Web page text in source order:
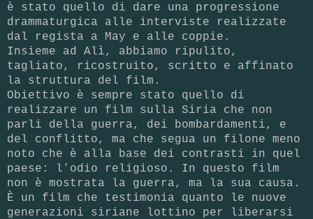
è stato quello di dare una progressione
drammaturgica alle interviste realizzate
dal regista a May e alle coppie.
Insieme ad Alì, abbiamo ripulito,
tagliato, ricostruito, scritto e affinato
la struttura del film.
Obiettivo è sempre stato quello di
realizzare un film sulla Siria che non
parli della guerra, dei bombardamenti, e
del conflitto, ma che segua un filone meno
noto che è alla base dei contrasti in quel
paese: l’odio religioso. In questo film
non è mostrata la guerra, ma la sua causa.
È un film che testimonia quanto le nuove
generazioni siriane lottino per liberarsi